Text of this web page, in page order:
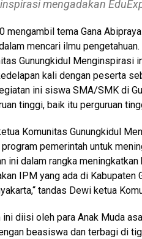
mengadakan
mengambil tema Gana
mencari ilmu
Gunungkidul Menginspirasi
kali dengan peserta
ini siswa SMA/SMK di
tinggi, baik itu perguruan
Komunitas Gunungkidul
pemerintah untuk
ini dalam rangka
IPM yang ada di
tandas Dewi ketua
diisi oleh para Anak Muda
beasiswa dan terbagi di